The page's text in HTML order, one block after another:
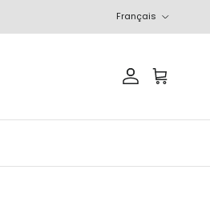
Français
ComptePanier